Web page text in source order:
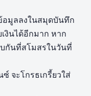
อมูลลงในสมุดบันทึก
งินได้อีกมาก หาก
กันที่สโมสรในวันที่
จะโกรธเกรี้ยวใส่